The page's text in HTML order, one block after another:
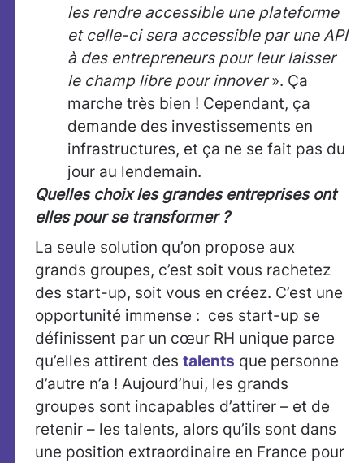
les rendre accessible une plateforme
et celle-ci sera accessible par une API
à des entrepreneurs pour leur laisser
le champ libre pour innover». Ça
marche très bien ! Cependant, ça
demande des investissements en
infrastructures, et ça ne se fait pas du
jour au lendemain.
Quelles choix les grandes entreprises ont
elles pour se transformer ?
La seule solution qu’on propose aux
grands groupes, c’est soit vous rachetez
des start-up, soit vous en créez. C’est une
opportunité immense : ces start-up se
définissent par un cœur RH unique parce
qu’elles attirent des talents que personne
d’autre n’a ! Aujourd’hui, les grands
groupes sont incapables d’attirer – et de
retenir – les talents, alors qu’ils sont dans
une position extraordinaire en France pour